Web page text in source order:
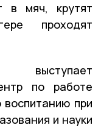
в мяч, крутят
проходят
выступает
по работе
воспитанию при
и науки